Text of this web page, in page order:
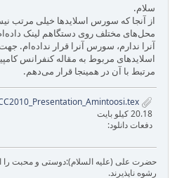
سلام.
از آنجا که سورس اسلایدها خیلی مرتب
محل‌های مختلف روی دستگاهم لینک
آنرا ندارم، سورس آنرا قرار
اسلایدهای مربوط به مقاله کنفرانس
مرتبط با آن در همینجا قرار می‌دهم.
20.18 کیلو بایت
دفعات دانلود:
حضرت علی (علیه السلام):دوستی و محبت را
رشوه ناپذیرند.